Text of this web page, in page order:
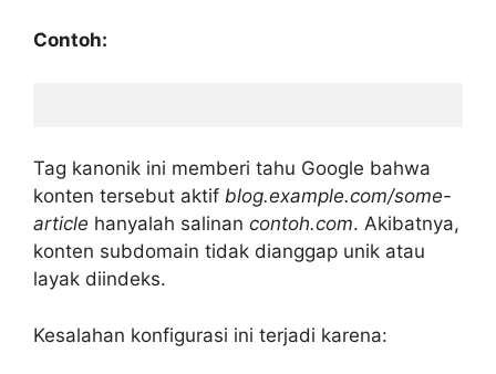
Contoh:
Tag kanonik ini memberi tahu Google bahwa
konten tersebut aktif blog.example.com/some-
article hanyalah salinan contoh.com. Akibatnya,
konten subdomain tidak dianggap unik atau
layak diindeks.
Kesalahan konfigurasi ini terjadi karena: